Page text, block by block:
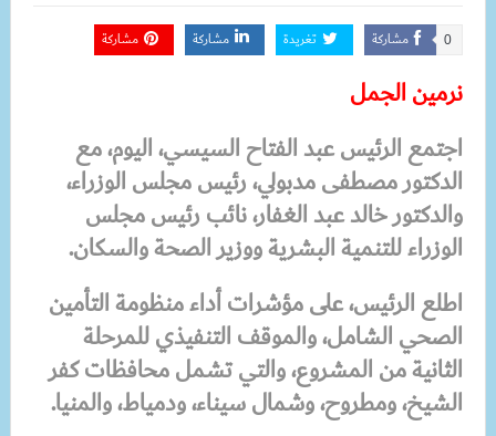
مشاركة 0 تغريدة مشاركة مشاركة
نرمين الجمل
اجتمع الرئيس عبد الفتاح السيسي، اليوم، مع
الدكتور مصطفى مدبولي، رئيس مجلس الوزراء،
والدكتور خالد عبد الغفار، نائب رئيس مجلس
الوزراء للتنمية البشرية ووزير الصحة والسكان.
اطلع الرئيس، على مؤشرات أداء منظومة التأمين
الصحي الشامل، والموقف التنفيذي للمرحلة
الثانية من المشروع، والتي تشمل محافظات كفر
الشيخ، ومطروح، وشمال سيناء، ودمياط، والمنيا.